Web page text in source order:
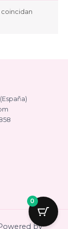
by
0